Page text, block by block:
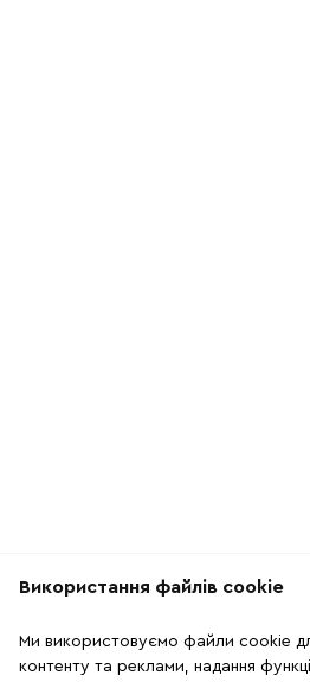
Використання файлів cookie
Ми використовуємо файли cookie
контенту та реклами, надання